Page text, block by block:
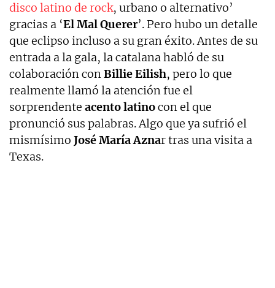
disco latino de rock, urbano o alternativo’
gracias a ‘El Mal Querer’. Pero hubo un detalle
que eclipso incluso a su gran éxito. Antes de su
entrada a la gala, la catalana habló de su
colaboración conBillie Eilish, pero lo que
realmente llamó la atención fue el
sorprendente acento latinocon el que
pronunció sus palabras. Algo que ya sufrió el
mismísimo José María Aznar tras una visita a
Texas.